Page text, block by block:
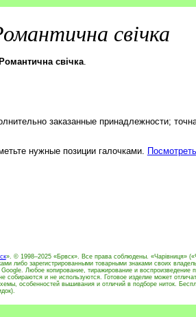
свічка
свічка.
заказанные принадлежности;
нужные позиции галочками.
». © 1998–2025 «Брвск». Все права соблюдены. «Чарівниця»
либо зарегистрированными товарными знаками своих
Любое копирование, тиражирование и воспроизведение
и не используются. Готовое изделие может
особенностей вышивания и отличий в подборе ниток.